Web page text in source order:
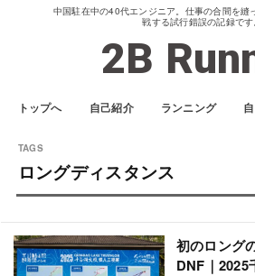
中国駐在中の40代エンジニア。仕事の合間を縫
戦する試行錯誤の記録です
2B
トップへ 自己紹介 ランニング
ロングディスタンス
初のロング
DNF｜2025